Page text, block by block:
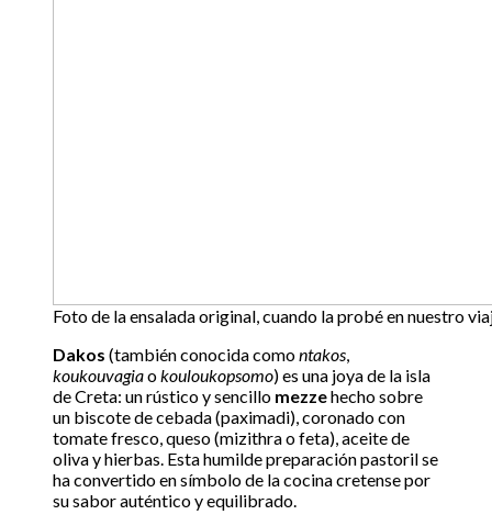
Foto de la ensalada original, cuando la probé en nuestro
Dakos (también conocida comontakos,
koukouvagiaokouloukopsomo) es una joya de la isla
de Creta: un rústico y sencillo mezzehecho sobre
un biscote de cebada (paximadi), coronado con
tomate fresco, queso (mizithra o feta), aceite de
oliva y hierbas. Esta humilde preparación pastoril se
ha convertido en símbolo de la cocina cretense por
su sabor auténtico y equilibrado.